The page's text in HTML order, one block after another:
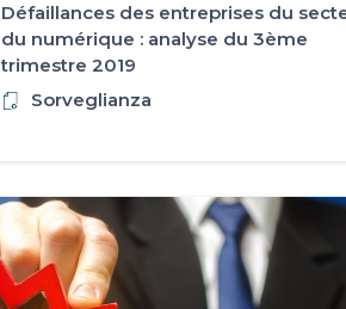
Défaillances des entreprises du
du numérique : analyse du 3ème
trimestre 2019
Sorveglianza